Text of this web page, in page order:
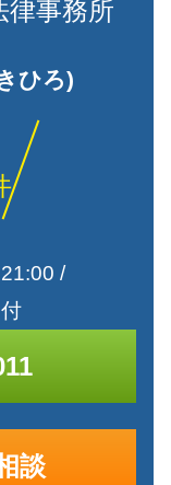
律事務所
ひろ)
/
談